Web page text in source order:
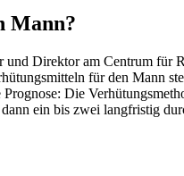
Mann?
und Direktor am Centrum
für den Mann
Die
ein bis zwei langfristig